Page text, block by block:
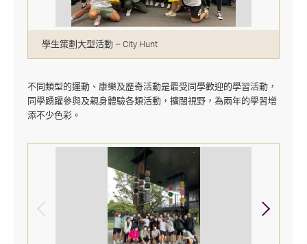
學生策劃大型活動 – City Hunt
不同類型的運動、康樂及歷奇活動是最受同學歡迎的學習活動，
同學踴躍參與及親身體驗各類活動，擴闊視野，為兩年的學習增
添不少色彩。